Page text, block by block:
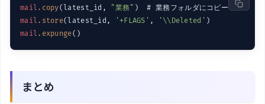
mail .copy(latest_id, "業務"
)  # 業務フォルダにコピー
mail .store(latest_id, '+FLAGS' , '\\Deleted'
mail .expunge
まとめ